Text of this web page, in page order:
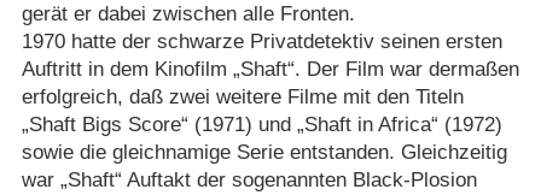
gerät er dabei zwischen alle Fronten.
1970 hatte der schwarze Privatdetektiv seinen ersten
Auftritt in dem Kinofilm „Shaft“. Der Film war dermaßen
erfolgreich, daß zwei weitere Filme mit den Titeln
„Shaft Bigs Score“ (1971) und „Shaft in Africa“ (1972)
sowie die gleichnamige Serie entstanden. Gleichzeitig
war „Shaft“ Auftakt der sogenannten Black-Plosion